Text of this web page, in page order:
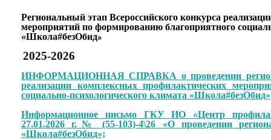
Региональный этап Всероссийского конкурса
мероприятий по формированию благоприятного
«Школа#безОбид»
2025-2026
ИНФОРМАЦИОННАЯ СПРАВКА о проведении
реализации комплексных профилактических
социально-психологического климата «Школа#безОбид»
Информационное письмо ГКУ ИО «Центр
27.01.2026 г.№ (55-103)-4\26 «О проведении
«Школа#безОбид»;